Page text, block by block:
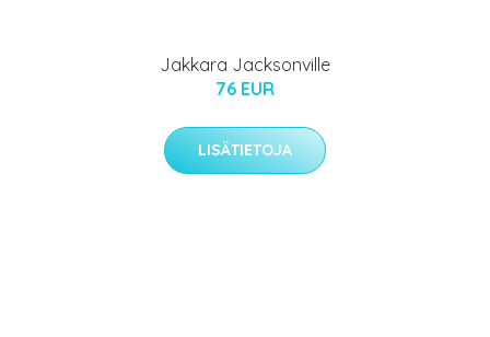
Jakkara Jacksonville
76 EUR
LISÄTIETOJA